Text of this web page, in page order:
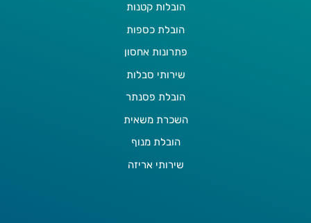
הובלות קטנות
הובלת כספות
פתרונות אחסון
שירותי סבלות
הובלת פסנתר
השכרת משאית
הובלת מנוף
שירותי אריזה